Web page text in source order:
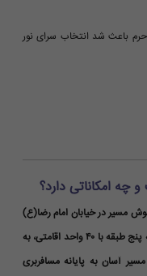
باعث شد انتخاب سرای نور
چه امکاناتی دارد؟
مسیر در خیابان امام رضا(ع)
است که از سال ۱۳۹۳ فعالیت می کند. این مجموعه پنج طبقه با ۴۰ واحد اقامتی، به
آسان به پایانه مسافربری